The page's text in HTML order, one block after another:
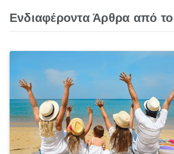
Ενδιαφέροντα Άρθρα από